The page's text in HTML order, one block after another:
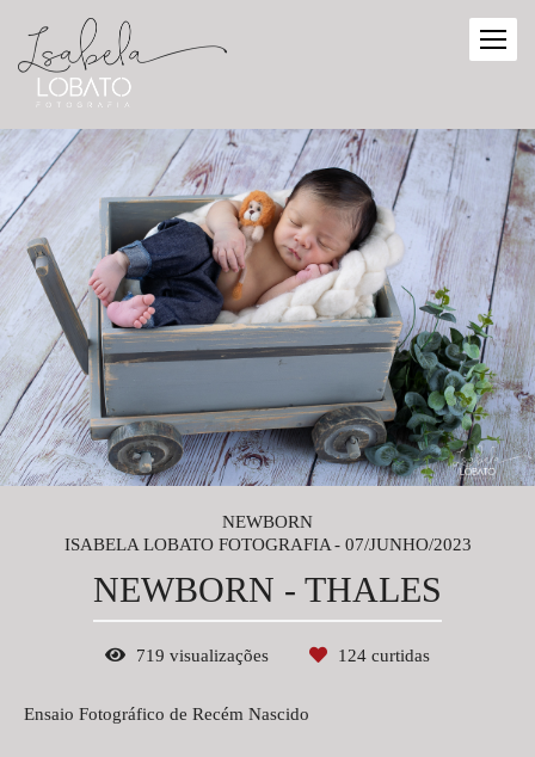
NEWBORN
ISABELA LOBATO FOTOGRAFIA
07/JUNHO/2023
NEWBORN - THALES
719 visualizações 124 curtidas
Ensaio Fotográfico de Recém Nascido